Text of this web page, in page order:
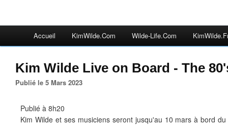
Accueil KimWilde.com Wilde-Life.com
Kim Wilde Live on Board - The
Publié le 5 Mars 2023
Publié à 8h20
Kim Wilde et ses musiciens seront jusqu'au 10 mars à bord